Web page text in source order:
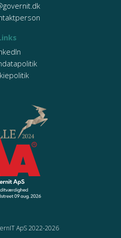
ApS 2022-2026